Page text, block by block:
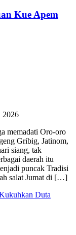
Kue Apem
2026
memadati Oro-oro
Gribig, Jatinom,
siang, tak
daerah itu
puncak Tradisi
salat Jumat di […]